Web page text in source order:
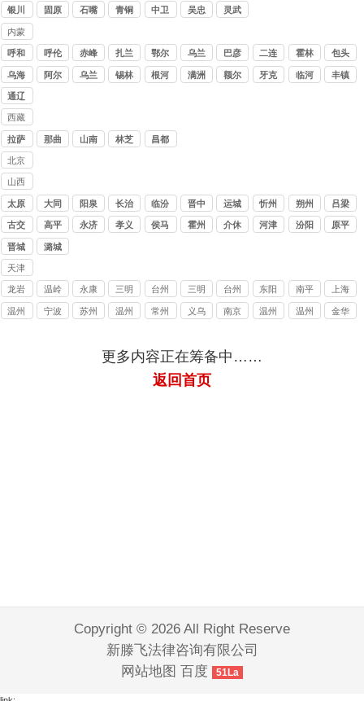
讨债
公司
银川 固原
石嘴
青铜
中卫 吴忠 灵武
内蒙
古讨
债公
司
呼和
浩特
呼伦
贝尔
赤峰
扎兰
屯
鄂尔
多斯
乌兰
察布
巴彦
淖尔
二连
浩特
霍林
郭勒
包头
乌海
阿尔
乌兰
锡林
根河
满洲
额尔
牙克
临河 丰镇
通辽
西藏
讨债
公司
拉萨 那曲 山南 林芝 昌都
北京
讨债
公司
山西
讨债
公司
太原 大同 阳泉 长治 临汾 晋中 运城 忻州 朔州 吕梁
古交 高平 永济 孝义 侯马 霍州 介休 河津 汾阳 原平
晋城 潞城
天津
讨债
公司
龙岩
讨债
温岭
讨债
永康
讨债
三明
要债
台州
三门
三明
讨债
台州
玉环
东阳
讨债
南平
收债
上海
讨债
温州
宁波
苏州
温州
公司
常州
义乌
南京
温州
公司
温州
金华
更多内容正在筹备中……
返回首页
Copyright © 2026 All Right Reserve
新滕飞法律咨询有限公司
网站地图
百度 51La